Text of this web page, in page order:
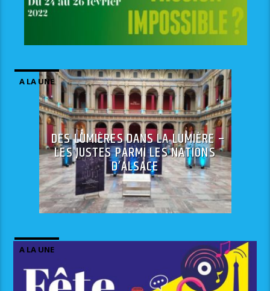
A LA UNE
DES LUMIÈRES DANS LA LUMIÈRE –
LES JUSTES PARMI LES NATIONS
D’ALSACE
A LA UNE